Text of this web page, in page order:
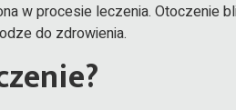
w procesie leczenia.
do zdrowienia.